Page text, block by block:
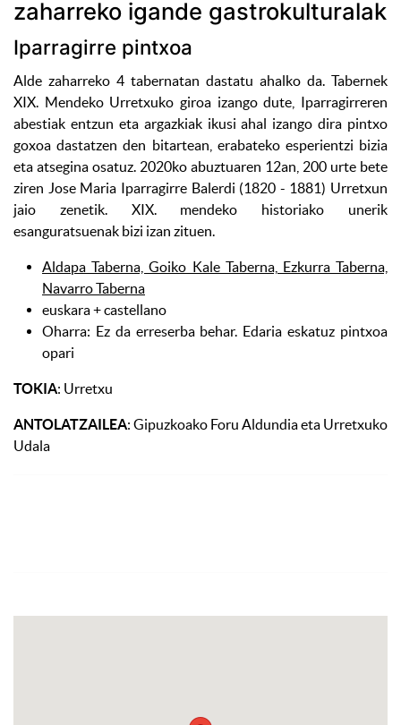
zaharreko igande gastrokulturalak
Iparragirre pintxoa
Alde zaharreko 4 tabernatan dastatu ahalko da. Tabernek
XIX. Mendeko Urretxuko giroa izango dute, Iparragirreren
abestiak entzun eta argazkiak ikusi ahal izango dira pintxo
goxoa dastatzen den bitartean, erabateko esperientzi bizia
eta atsegina osatuz. 2020ko abuztuaren 12an, 200 urte bete
ziren Jose Maria Iparragirre Balerdi (1820 - 1881) Urretxun
jaio zenetik. XIX. mendeko historiako unerik
esanguratsuenak bizi izan zituen.
Aldapa Taberna, Goiko Kale Taberna, Ezkurra Taberna,
Navarro Taberna
euskara + castellano
Oharra: Ez da erreserba behar. Edaria eskatuz pintxoa
opari
TOKIA: Urretxu
ANTOLATZAILEA: Gipuzkoako Foru Aldundia eta Urretxuko
Udala